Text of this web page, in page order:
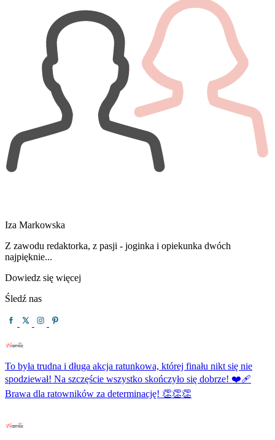
Iza Markowska
Z zawodu redaktorka, z pasji - joginka i opiekunka dwóch
najpięknie...
Dowiedz się więcej
Śledź nas
To była trudna i długa akcja ratunkowa, której finału nikt się nie
spodziewał! Na szczęście wszystko skończyło się dobrze! ❤️‍🩹
Brawa dla ratowników za determinację! 👏👏👏